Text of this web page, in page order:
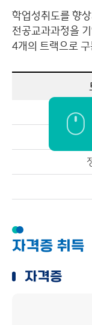
학업성취도를 향
전공교과과정을
4개의 트랙으로
자격증 취득
자격증